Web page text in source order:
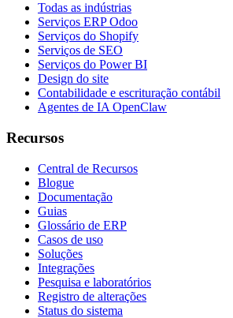
Todas as indústrias
Serviços ERP Odoo
Serviços do Shopify
Serviços de SEO
Serviços do Power BI
Design do site
Contabilidade e escrituração contábil
Agentes de IA OpenClaw
Recursos
Central de Recursos
Blogue
Documentação
Guias
Glossário de ERP
Casos de uso
Soluções
Integrações
Pesquisa e laboratórios
Registro de alterações
Status do sistema